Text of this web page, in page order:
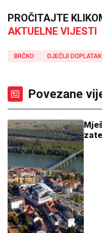
PROČITAJTE
AKTUELNE VIJESTI
BRČKO DJEČIJI DOPLATAK
Povezane